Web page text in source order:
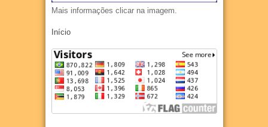
Mais informações clicar na imagem.
Início